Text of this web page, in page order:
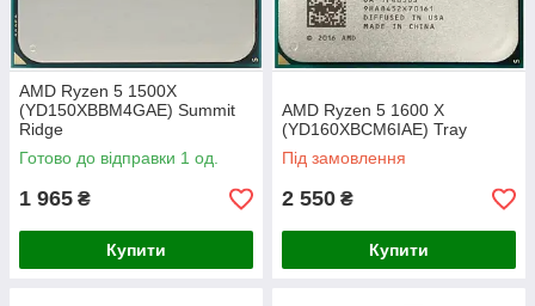
AMD Ryzen 5 1500X
(YD150XBBM4GAE) Summit
Ridge
Готово до відправки 1 од.
1 965 ₴
Купити
AMD Ryzen 5 1600 Х
(YD160ХBСM6IAE) Tray
Під замовлення
2 550 ₴
Купити